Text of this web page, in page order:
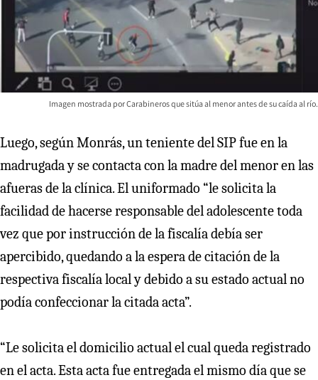
Imagen mostrada por Carabineros que sitúa al menor antes de su caída al río.
Luego, según Monrás, un teniente del SIP fue en la
madrugada y se contacta con la madre del menor en las
afueras de la clínica. El uniformado “le solicita la
facilidad de hacerse responsable del adolescente toda
vez que por instrucción de la fiscalía debía ser
apercibido, quedando a la espera de citación de la
respectiva fiscalía local y debido a su estado actual no
podía confeccionar la citada acta”.
“Le solicita el domicilio actual el cual queda registrado
en el acta. Esta acta fue entregada el mismo día que se